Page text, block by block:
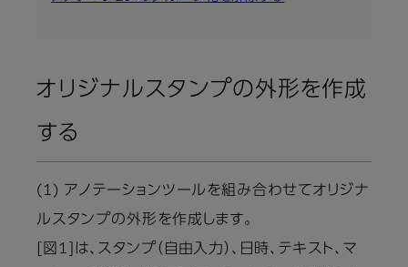
オリジナルスタンプの外形を作成
する
(1) アノテーションツールを組み合わせてオリジナ
ルスタンプの外形を作成します。
[図1]は、スタンプ（自由入力）、日時、テキスト、マ